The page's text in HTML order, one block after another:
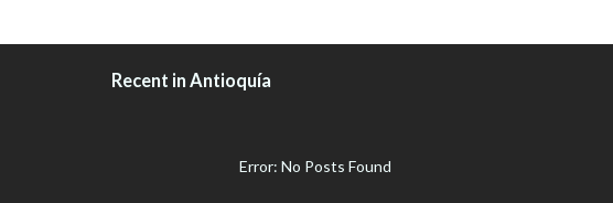
Recent in Antioquía
Error: No Posts Found